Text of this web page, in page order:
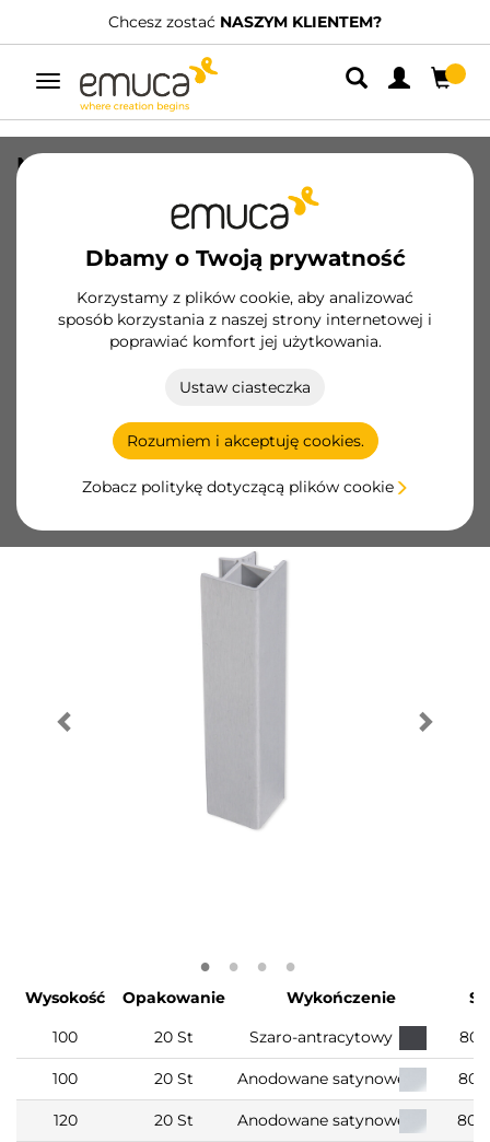
Chcesz zostać NASZYM KLIENTEM?
Przełącz
nawigację
Dbamy o Twoją prywatność
Korzystamy z plików cookie, aby analizować
sposób korzystania z naszej strony internetowej i
poprawiać komfort jej użytkowania.
Ustaw ciasteczka
Rozumiem i akceptuję cookies.
Zobacz politykę dotyczącą plików cookie
Narożnik do cokołu kuchennego 90
stopni Plasline, wysokość 120 mm,
Plastik i Aluminium, Anodowany
8013563 EAN 8432393119526
Podstawowe produkty
Zostań klientem
Karta produktu
Wysokość Opakowanie Wykończenie
100
20 St Szaro-antracytowy
100 20 St Anodowane satynowe
120 20 St Anodowane satynowe